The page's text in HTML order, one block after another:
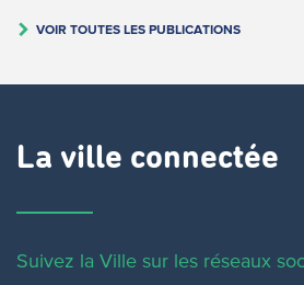
VOIR TOUTES LES PUBLICATIONS
La ville connectée
Suivez la Ville sur les réseaux